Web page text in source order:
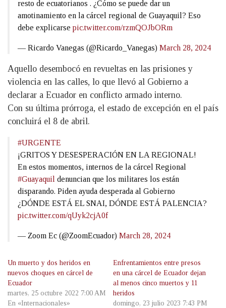
resto de ecuatorianos . ¿Cómo se puede dar un
amotinamiento en la cárcel regional de Guayaquil? Eso
debe explicarse pic.twitter.com/rzmQOJbORm
— Ricardo Vanegas (@Ricardo_Vanegas) March 28, 2024
Aquello desembocó en revueltas en las prisiones y
violencia en las calles, lo que llevó al Gobierno a
declarar a Ecuador en conflicto armado interno.
Con su última prórroga, el estado de excepción en el país
concluirá el 8 de abril.
#URGENTE
¡GRITOS Y DESESPERACIÓN EN LA REGIONAL!
En estos momentos, internos de la cárcel Regional
#Guayaquil denuncian que los militares los están
disparando. Piden ayuda desperada al Gobierno
¿DÓNDE ESTÁ EL SNAI, DÓNDE ESTÁ PALENCIA?
pic.twitter.com/qUyk2cjA0f
— Zoom Ec (@ZoomEcuador) March 28, 2024
Un muerto y dos heridos en
nuevos choques en cárcel de
Ecuador
martes, 25 octubre 2022 7:00 AM
En «Internacionales»
Enfrentamientos entre presos
en una cárcel de Ecuador dejan
al menos cinco muertos y 11
heridos
domingo, 23 julio 2023 7:43 PM